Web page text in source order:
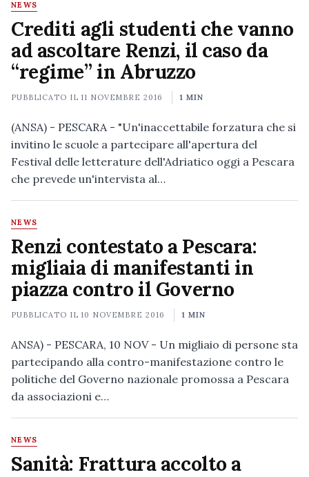
NEWS
Crediti agli studenti che vanno
ad ascoltare Renzi, il caso da
“regime” in Abruzzo
PUBBLICATO IL11 NOVEMBRE 2016 1 MIN
(ANSA) - PESCARA - "Un'inaccettabile forzatura che si
invitino le scuole a partecipare all'apertura del
Festival delle letterature dell'Adriatico oggi a Pescara
che prevede un'intervista al…
NEWS
Renzi contestato a Pescara:
migliaia di manifestanti in
piazza contro il Governo
PUBBLICATO IL10 NOVEMBRE 2016 1 MIN
ANSA) - PESCARA, 10 NOV - Un migliaio di persone sta
partecipando alla contro-manifestazione contro le
politiche del Governo nazionale promossa a Pescara
da associazioni e…
NEWS
Sanità: Frattura accolto a